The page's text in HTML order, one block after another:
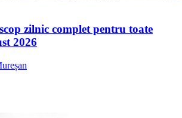
zilnic complet pentru toate
2026